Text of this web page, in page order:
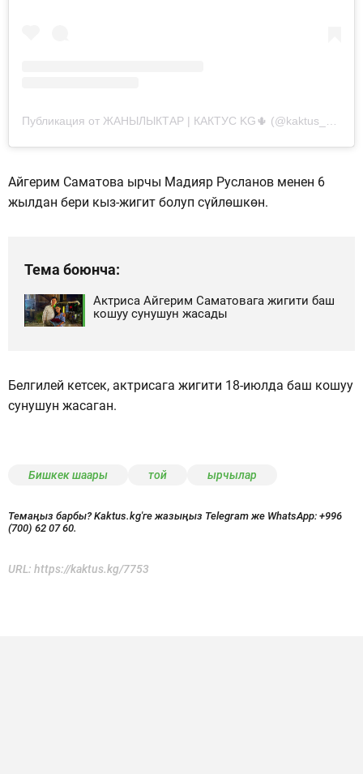
Публикация от ЖАНЫЛЫКТАР | КАКТУС KG🌵 (@kaktus__kg)
Айгерим Саматова ырчы Мадияр Русланов менен 6
жылдан бери кыз-жигит болуп сүйлөшкөн.
Тема боюнча:
Актриса Айгерим Саматовага жигити баш
кошуу сунушун жасады
Белгилей кетсек, актрисага жигити 18-июлда баш кошуу
сунушун жасаган.
Бишкек шаары той ырчылар
Темаңыз барбы? Kaktus.kg'ге жазыңыз Telegram же WhatsApp: +996
(700) 62 07 60.
URL: https://kaktus.kg/7753